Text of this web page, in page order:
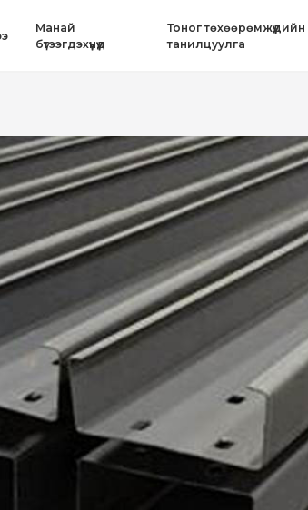
Mанай
бүтээгдэхүүнүүд
Тоног төхөөрөмжүүдийн
танилцуулга